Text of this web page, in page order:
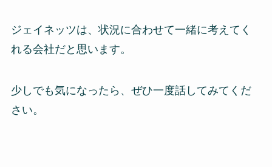
ジェイネッツは、状況に合わせて一緒に考えてく
れる会社だと思います。
少しでも気になったら、ぜひ一度話してみてくだ
さい。